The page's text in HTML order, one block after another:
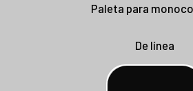
Paleta para
De línea